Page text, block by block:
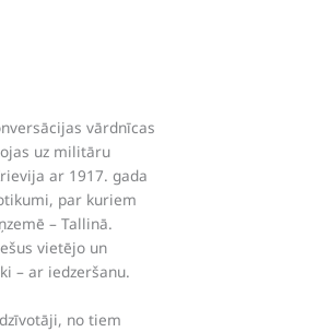
vārdnīcas
uz militāru
ar 1917. gada
par kuriem
– Tallinā.
vietējo un
– ar iedzeršanu.
no tiem